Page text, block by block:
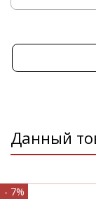
Данный
- 7%